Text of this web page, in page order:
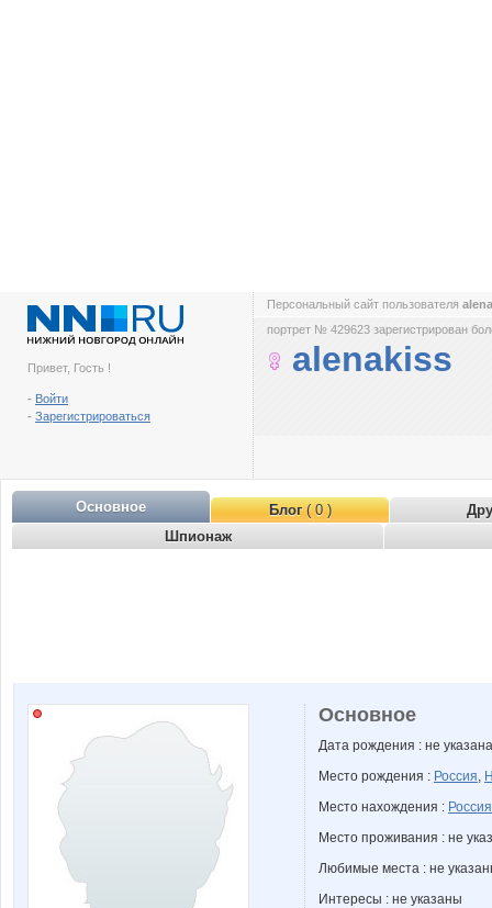
Привет, Гость !
- Войти
- Зарегистрироваться
Персональный сайт пользователя
портрет № 429623 зарегистрирован
alenakiss
Основное Блог( 0 )
Шпионаж
Основное
Дата рождения : не указана
Место рождения : Россия,
Место нахождения : Россия
Место проживания : не
Любимые места : не
Интересы : не указаны